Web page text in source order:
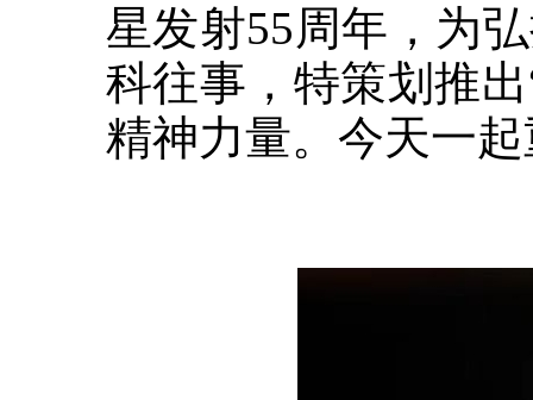
星发射55周年，为
科往事，特策划推
精神力量。今天一